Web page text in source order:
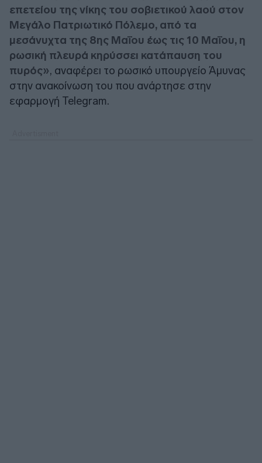
επετείου της νίκης του σοβιετικού λαού στον
Μεγάλο Πατριωτικό Πόλεμο, από τα
μεσάνυχτα της 8ης Μαΐου έως τις 10 Μαΐου, η
ρωσική πλευρά κηρύσσει κατάπαυση του
πυρός», αναφέρει το ρωσικό υπουργείο Άμυνας
στην ανακοίνωση του που ανάρτησε στην
εφαρμογή Telegram.